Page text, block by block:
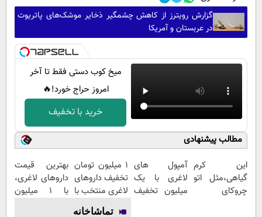
گزارش رویترز از کاهش چشمگیر ذخایر موشک‌های پاتریوت
در عربستان و آمریکا
میخ کوب دستی فقط تا آخر
امروز حراج خورد!🔥
خرید با تخفیف
مطالب پیشنهادی
این کرم
گیاهی،مثل اتو
چروکای
آمپول های
لاغری با یک
میلیون تخفیف
۱ میلیون تومان
تخفیف داروهای
لاغری منتخب با
ارسال از
بهترین قیمت
داروهای لاغری،
با ۱ میلیون
تماشاخانه